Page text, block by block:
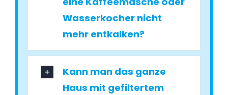
Wasserkocher nicht
mehr entkalken?
Kann man das ganze
Haus mit gefiltertem